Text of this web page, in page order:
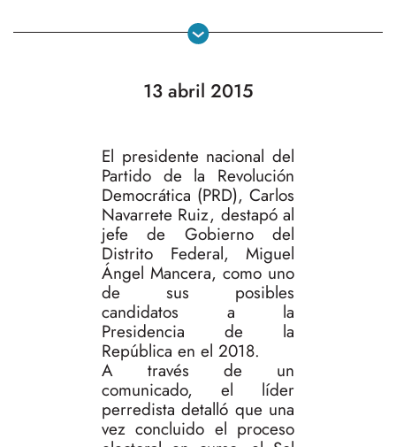
13 abril 2015
El presidente nacional del
Partido de la Revolución
Democrática (PRD), Carlos
Navarrete Ruiz, destapó al
jefe de Gobierno del
Distrito Federal, Miguel
Ángel Mancera, como uno
de sus posibles
candidatos a la
Presidencia de la
República en el 2018.
A través de un
comunicado, el líder
perredista detalló que una
vez concluido el proceso